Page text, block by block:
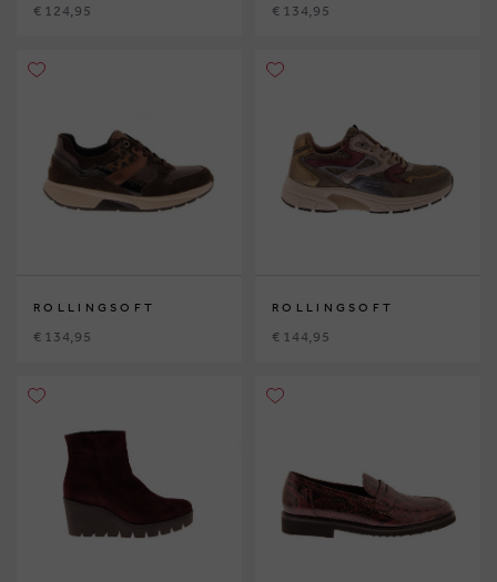
€ 124,95 € 134,95
ROLLINGSOFT
€ 134,95
ROLLINGSOFT
€ 144,95